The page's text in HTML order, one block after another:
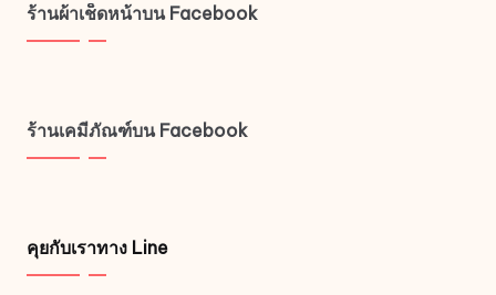
ร้านผ้าเช็ดหน้าบน Facebook
ร้านเคมีภัณฑ์บน Facebook
คุยกับเราทาง Line